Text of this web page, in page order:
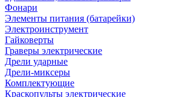
Фонари
Элементы питания (батарейки)
Электроинструмент
Гайковерты
Граверы электрические
Дрели ударные
Дрели-миксеры
Комплектующие
Краскопульты электрические